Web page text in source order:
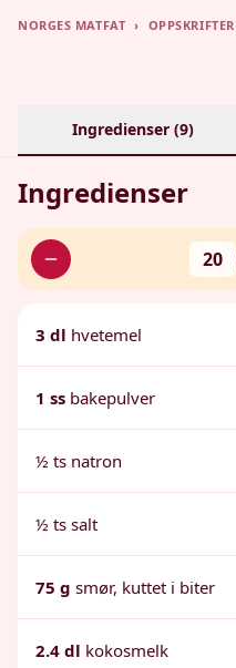
NORGES MATFAT › OPPSKRIFTER
Ingredienser (9)
Ingredienser
20
3 dl hvetemel
1 ss bakepulver
½ ts natron
½ ts salt
75 g smør, kuttet i biter
2.4 dl kokosmelk